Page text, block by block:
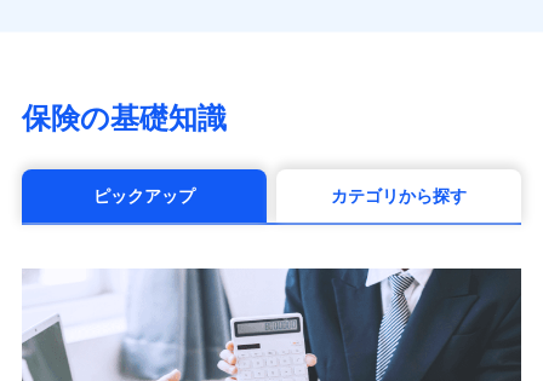
マニュライフ生命保険株式会社
（https://www.manulife.co.jp/）
（https://www.msa-life.co.jp/）
メットライフ生命株式会社(https://www.metlife.co.jp/)
■少額短期保険
株式会社アシロ少額短期保険 (https://kailash.co.jp/)
SBIいきいき少額短期保険会社 (https://www.i-
保険の基礎知識
ピックアップ カテゴリから探す